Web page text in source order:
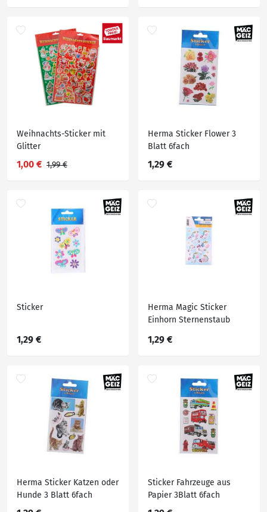
Weihnachts-Sticker mit
Glitter
1,00 € 1,99 €
Herma Sticker Flower 3
Blatt 6fach
1,29 €
Sticker
1,29 €
Herma Magic Sticker
Einhorn Sternenstaub
1,29 €
Herma Sticker Katzen oder
Hunde 3 Blatt 6fach
Sticker Fahrzeuge aus
Papier 3Blatt 6fach